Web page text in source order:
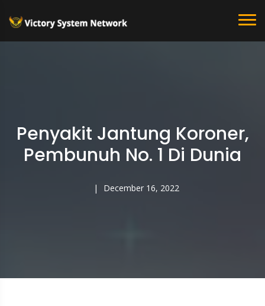
Penyakit Jantung Koroner,
Pembunuh No. 1 Di Dunia
December 16, 2022